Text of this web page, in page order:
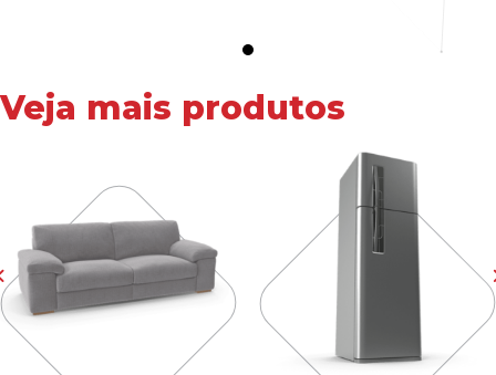
Veja mais produtos